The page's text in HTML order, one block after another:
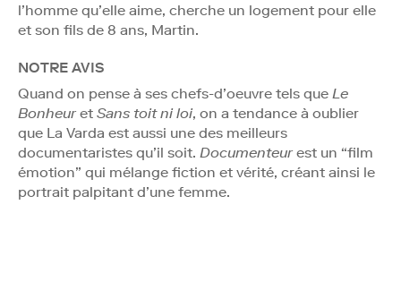
l’homme qu’elle aime, cherche un logement pour elle
et son fils de 8 ans, Martin.
NOTRE AVIS
Quand on pense à ses chefs-d’oeuvre tels que Le
Bonheuret Sans toit ni loi, on a tendance à oublier
que La Varda est aussi une des meilleurs
documentaristes qu’il soit. Documenteurest un “film
émotion” qui mélange fiction et vérité, créant ainsi le
portrait palpitant d’une femme.